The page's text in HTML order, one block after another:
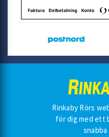
Rinkaby Rörs
för dig med ett
snabba